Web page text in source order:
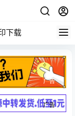
下载
广告
广告